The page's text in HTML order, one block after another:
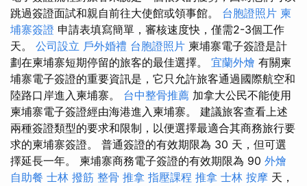
跳過簽證面試和親自前往大使館或領事館。 台胞證照片 柬
埔寨簽證 申請表填寫簡單，審核速度快，僅需2-3個工作
天。 公司設立 戶外婚禮 台胞證照片 柬埔寨電子簽證是計
劃在柬埔寨短期停留的旅客的最佳選擇。 宜蘭外燴 有關柬
埔寨電子簽證的重要資訊是，它只允許旅客通過國際航空和
陸路口岸進入柬埔寨。 台中整骨推薦 加拿大公民不能使用
柬埔寨電子簽證經由海港進入柬埔寨。 建議旅客查看上述
兩種簽證類型的要求和限制，以便選擇最適合其商務旅行要
求的柬埔寨簽證。 普通簽證的有效期限為 30 天，但可選
擇延長一年。 柬埔寨商務電子簽證的有效期限為 90 外燴
自助餐 士林 撥筋 整骨 推拿 指壓課程 推拿 士林 按摩 天，